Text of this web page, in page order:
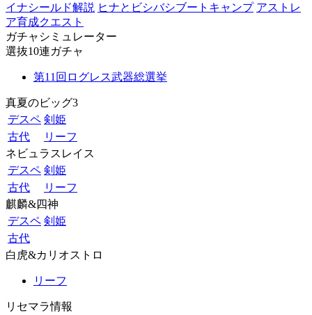
イナシールド解説 ヒナとビシバシブートキャンプ アストレ
ア育成クエスト
ガチャシミュレーター
選抜10連ガチャ
第11回ログレス武器総選挙
真夏のビッグ3
デスペ 剣姫
古代
リーフ
ネビュラスレイス
デスペ 剣姫
古代
リーフ
麒麟&四神
デスペ 剣姫
古代
白虎&カリオストロ
リーフ
リセマラ情報